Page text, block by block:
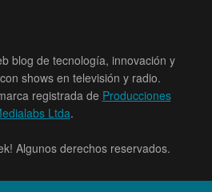
blog de tecnología, innovación y
shows en televisión y radio.
registrada de Producciones
Ltda.
Algunos derechos reservados.